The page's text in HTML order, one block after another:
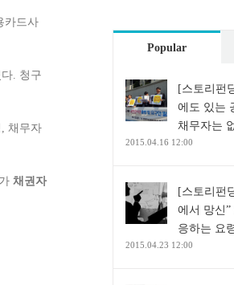
카드사
. 청구
채무자
채권자
Popular
[스토리펀
에도 있는
채무자는
2015.04.16 12:00
[스토리펀
에서 망신”
응하는 요
2015.04.23 12:00